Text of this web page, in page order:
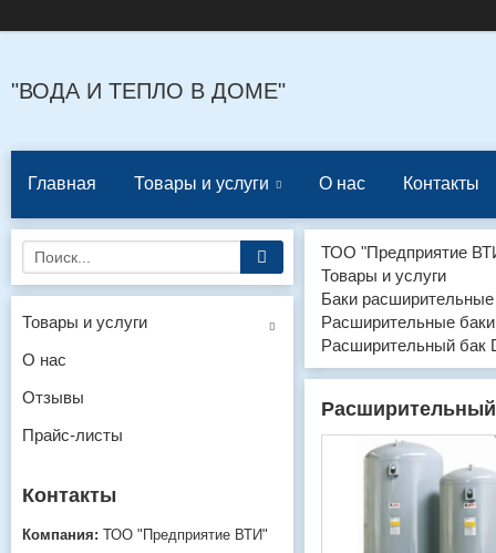
"ВОДА И ТЕПЛО В ДОМЕ"
Главная Товары и услуги О нас Контакты
ТОО "Предприятие
Товары и услуги
Баки
Расширительные
Расширительный бак
Товары и услуги
О нас
Отзывы
Прайс-листы
ТОО "Предприятие ВТИ"